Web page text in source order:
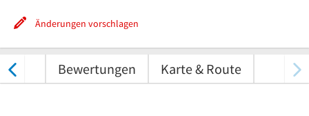
Änderungen vorschlagen
Bewertungen Karte & Route